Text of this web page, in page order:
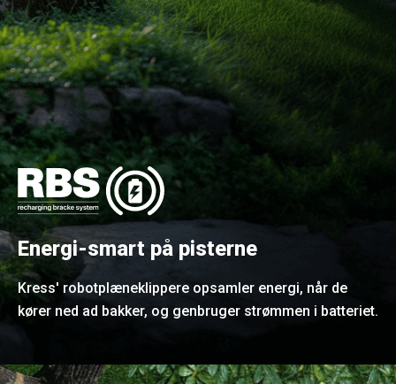
Energi-smart på pisterne
Kress' robotplæneklippere opsamler energi, når de
kører ned ad bakker, og genbruger strømmen i batteriet.